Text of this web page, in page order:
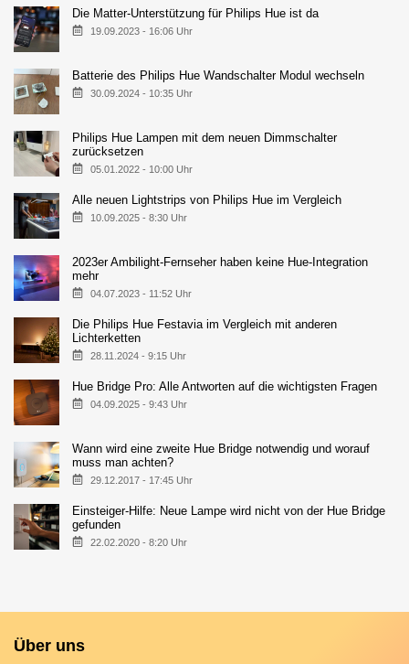
Die Matter-Unterstützung für Philips Hue ist da
19.09.2023 - 16:06 Uhr
Batterie des Philips Hue Wandschalter Modul wechseln
30.09.2024 - 10:35 Uhr
Philips Hue Lampen mit dem neuen Dimmschalter
zurücksetzen
05.01.2022 - 10:00 Uhr
Alle neuen Lightstrips von Philips Hue im Vergleich
10.09.2025 - 8:30 Uhr
2023er Ambilight-Fernseher haben keine Hue-Integration
mehr
04.07.2023 - 11:52 Uhr
Die Philips Hue Festavia im Vergleich mit anderen
Lichterketten
28.11.2024 - 9:15 Uhr
Hue Bridge Pro: Alle Antworten auf die wichtigsten Fragen
04.09.2025 - 9:43 Uhr
Wann wird eine zweite Hue Bridge notwendig und worauf
muss man achten?
29.12.2017 - 17:45 Uhr
Einsteiger-Hilfe: Neue Lampe wird nicht von der Hue Bridge
gefunden
22.02.2020 - 8:20 Uhr
Über uns